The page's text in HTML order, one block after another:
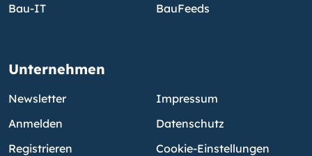
Bau-IT
BauFeeds
Unternehmen
Newsletter
Anmelden
Registrieren
Impressum
Datenschutz
Cookie-Einstellungen